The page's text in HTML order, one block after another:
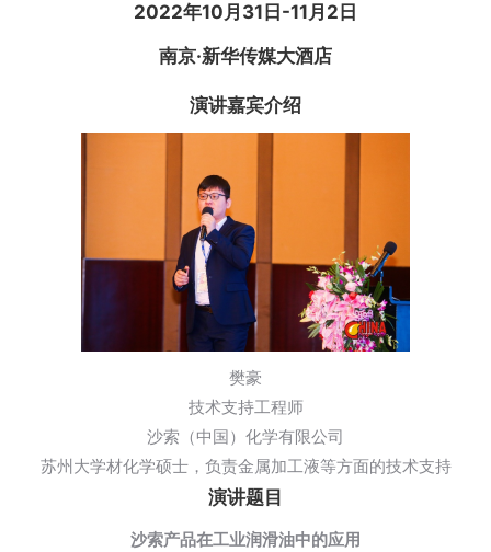
2022年10月31日-11月2日
南京·新华传媒大酒店
演讲嘉宾介绍
樊豪
技术支持工程师
沙索（中国）化学有限公司
苏州大学材化学硕士，负责金属加工液等方面的技术支持
演讲题目
沙索产品在工业润滑油中的应用